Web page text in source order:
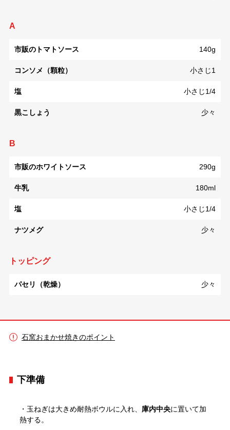
A
市販のトマトソース 140g
コンソメ（顆粒） 小さじ1
塩 小さじ1/4
黒こしょう 少々
B
市販のホワイトソース 290g
牛乳 180ml
塩 小さじ1/4
ナツメグ 少々
トッピング
パセリ（乾燥） 少々
石窯おまかせ焼きのポイント
下準備
・玉ねぎは大きめ耐熱ボウルに入れ、 庫内中央に置いて加
熱する。